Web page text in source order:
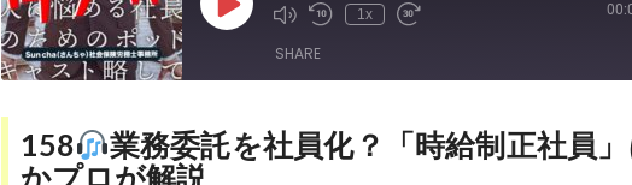
Play
Episode
1x
SHARE
SHARE
LINK
158
業務委託を社員化？「時給制正社員
かプロが解説